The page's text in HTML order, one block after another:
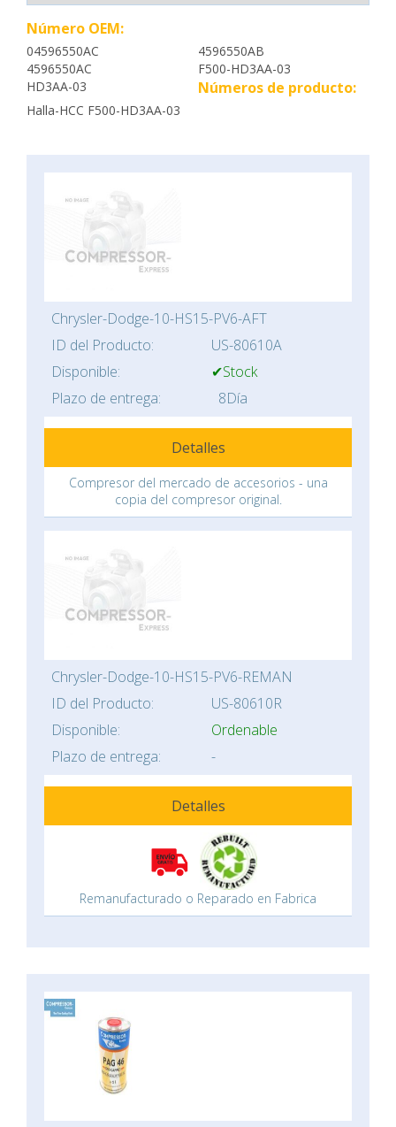
Número OEM:
04596550AC
4596550AB
4596550AC
F500-HD3AA-03
HD3AA-03
Números de producto:
Halla-HCC F500-HD3AA-03
Chrysler-Dodge-10-HS15-PV6-AFT
ID del Producto:
US-80610A
Disponible:
✔Stock
Plazo de entrega:
8Día
Detalles
Compresor del mercado de accesorios - una
copia del compresor original.
Chrysler-Dodge-10-HS15-PV6-REMAN
ID del Producto:
US-80610R
Disponible:
Ordenable
Plazo de entrega:
-
Detalles
Remanufacturado o Reparado en Fabrica